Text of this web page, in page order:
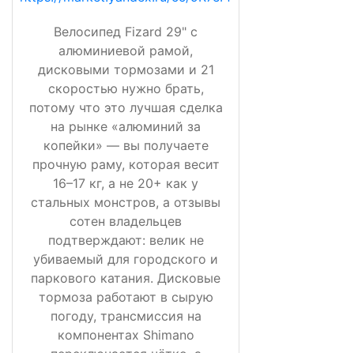
Велосипед Fizard 29" с
алюминиевой рамой,
дисковыми тормозами и 21
скоростью нужно брать,
потому что это лучшая сделка
на рынке «алюминий за
копейки» — вы получаете
прочную раму, которая весит
16–17 кг, а не 20+ как у
стальных монстров, а отзывы
сотен владельцев
подтверждают: велик не
убиваемый для городского и
паркового катания. Дисковые
тормоза работают в сырую
погоду, трансмиссия на
компонентах Shimano